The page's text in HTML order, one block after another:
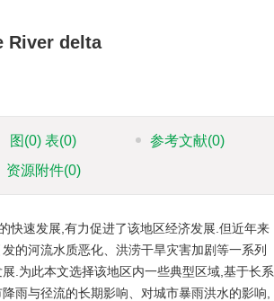
River delta
图 (0)表(0) 参考文献(0)
资源附件(0)
快速发展,有力促进了该地区经济发展.但近年来
的河流水质恶化、洪涝干旱灾害加剧等一系列
.为此本文选择该地区内一些典型区域,基于长系
雨与径流的长期影响、对城市暴雨洪水的影响,